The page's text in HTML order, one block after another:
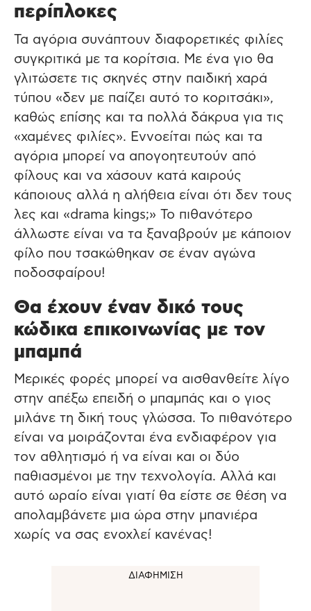
περίπλοκες
Τα αγόρια συνάπτουν διαφορετικές φιλίες
συγκριτικά με τα κορίτσια. Με ένα γιο θα
γλιτώσετε τις σκηνές στην παιδική χαρά
τύπου «δεν με παίζει αυτό το κοριτσάκι»,
καθώς επίσης και τα πολλά δάκρυα για τις
«χαμένες φιλίες». Εννοείται πώς και τα
αγόρια μπορεί να απογοητευτούν από
φίλους και να χάσουν κατά καιρούς
κάποιους αλλά η αλήθεια είναι ότι δεν τους
λες και «drama kings;» Το πιθανότερο
άλλωστε είναι να τα ξαναβρούν με κάποιον
φίλο που τσακώθηκαν σε έναν αγώνα
ποδοσφαίρου!
Θα έχουν έναν δικό τους
κώδικα επικοινωνίας με τον
μπαμπά
Μερικές φορές μπορεί να αισθανθείτε λίγο
στην απέξω επειδή ο μπαμπάς και ο γιος
μιλάνε τη δική τους γλώσσα. Το πιθανότερο
είναι να μοιράζονται ένα ενδιαφέρον για
τον αθλητισμό ή να είναι και οι δύο
παθιασμένοι με την τεχνολογία. Αλλά και
αυτό ωραίο είναι γιατί θα είστε σε θέση να
απολαμβάνετε μια ώρα στην μπανιέρα
χωρίς να σας ενοχλεί κανένας!